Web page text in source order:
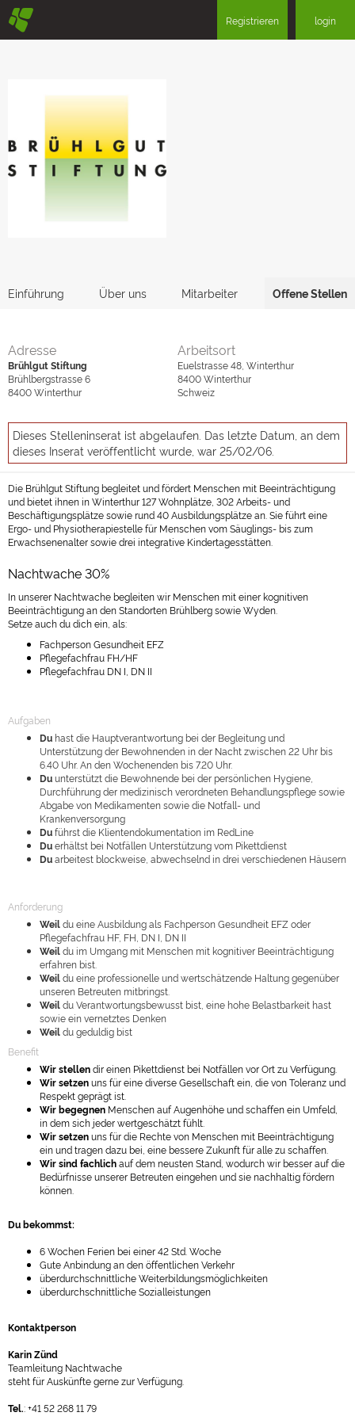
§ Registrieren login
Einführung Über uns Mitarbeiter Offene Stellen
Adresse
Brühlgut Stiftung
Brühlbergstrasse 6
8400Winterthur
Arbeitsort
Euelstrasse 48, Winterthur
8400Winterthur
Schweiz
Dieses Stelleninserat ist abgelaufen. Das letzte Datum, an dem
dieses Inserat veröffentlicht wurde, war 25/02/06.
Die Brühlgut Stiftung begleitet und fördert Menschen mit Beeinträchtigung
und bietet ihnen in Winterthur 127 Wohnplätze, 302 Arbeits- und
Beschäftigungsplätze sowie rund 40 Ausbildungsplätze an. Sie führt eine
Ergo- und Physiotherapiestelle für Menschen vom Säuglings- bis zum
Erwachsenenalter sowie drei integrative Kindertagesstätten.
Nachtwache 30%
In unserer Nachtwache begleiten wir Menschen mit einer kognitiven
Beeinträchtigung an den Standorten Brühlberg sowie Wyden.
Setze auch du dich ein, als:
Fachperson Gesundheit EFZ
Pflegefachfrau FH/HF
Pflegefachfrau DN I, DN II
Aufgaben
Du hast die Hauptverantwortung bei der Begleitung und
Unterstützung der Bewohnenden in der Nacht zwischen 22 Uhr bis
6.40 Uhr. An den Wochenenden bis 7.20 Uhr.
Duunterstützt die Bewohnende bei der persönlichen Hygiene,
Durchführung der medizinisch verordneten Behandlungspflege sowie
Abgabe von Medikamenten sowie die Notfall- und
Krankenversorgung
Duführst die Klientendokumentation im RedLine
Duerhältst bei Notfällen Unterstützung vom Pikettdienst
Duarbeitest blockweise, abwechselnd in drei verschiedenen Häusern
Anforderung
Weildu eine Ausbildung als Fachperson Gesundheit EFZ oder
Pflegefachfrau HF, FH, DN I, DN II
Weildu im Umgang mit Menschen mit kognitiver Beeinträchtigung
erfahren bist.
Weildu eine professionelle und wertschätzende Haltung gegenüber
unseren Betreuten mitbringst.
Weildu Verantwortungsbewusst bist, eine hohe Belastbarkeit hast
sowie ein vernetztes Denken
Weildu geduldig bist
Benefit
Wir stellendir einen Pikettdienst bei Notfällen vor Ort zu Verfügung.
Wir setzenuns für eine diverse Gesellschaft ein, die von Toleranz und
Respekt geprägt ist.
Wir begegnen Menschen auf Augenhöhe und schaffen ein Umfeld,
in dem sich jeder wertgeschätzt fühlt.
Wir setzenuns für die Rechte von Menschen mit Beeinträchtigung
ein und tragen dazu bei, eine bessere Zukunft für alle zu schaffen.
Wir sind fachlichauf dem neusten Stand, wodurch wir besser auf die
Bedürfnisse unserer Betreuten eingehen und sie nachhaltig fördern
können.
Du bekommst:
6 Wochen Ferien bei einer 42 Std. Woche
Gute Anbindung an den öffentlichen Verkehr
überdurchschnittliche Weiterbildungsmöglichkeiten
überdurchschnittliche Sozialleistungen
Kontaktperson
Karin Zünd
Teamleitung Nachtwache
steht für Auskünfte gerne zur Verfügung.
Tel.: +41 52 268 11 79